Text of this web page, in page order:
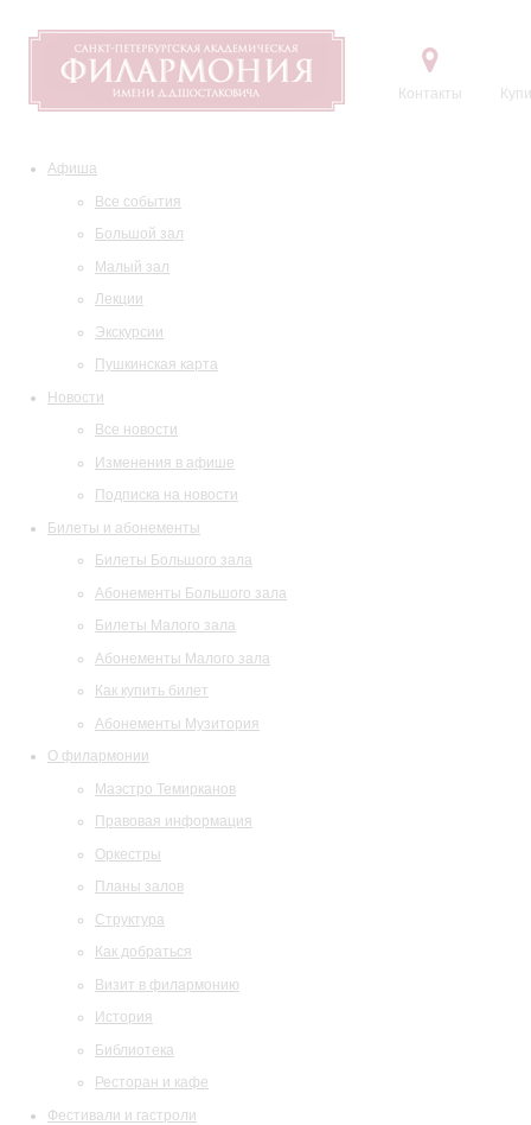
Контакты
Афиша
Все события
Большой зал
Малый зал
Лекции
Экскурсии
Пушкинская карта
Новости
Все новости
Изменения в афише
Подписка на новости
Билеты и абонементы
Билеты Большого зала
Абонементы Большого зала
Билеты Малого зала
Абонементы Малого зала
Как купить билет
Абонементы Музитория
О филармонии
Маэстро Темирканов
Правовая информация
Оркестры
Планы залов
Структура
Как добраться
Визит в филармонию
История
Библиотека
Ресторан и кафе
Фестивали и гастроли